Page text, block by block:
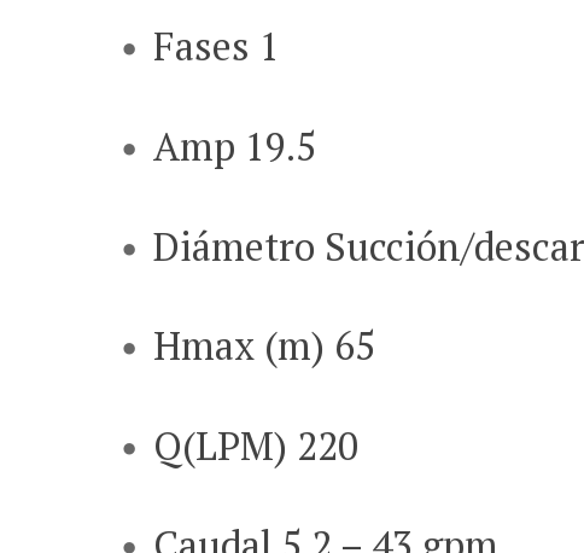
Fases 1
Amp 19.5
Diámetro Succión/
Hmax (m) 65
Q(LPM) 220